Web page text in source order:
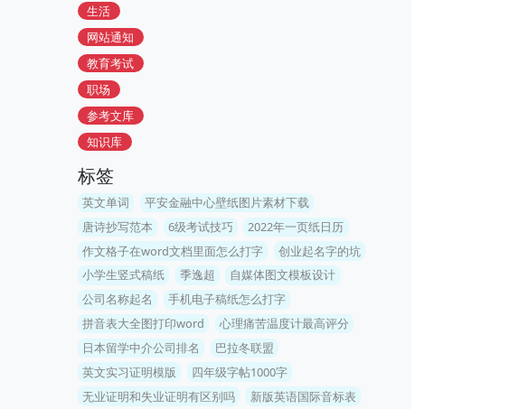
生活
网站通知
教育考试
职场
参考文库
知识库
标签
英文单词
平安金融中心壁纸图片素材下载
唐诗抄写范本
6级考试技巧
2022年一页纸日历
作文格子在word文档里面怎么打字
创业起名字的坑
小学生竖式稿纸
季逸超
自媒体图文模板设计
公司名称起名
手机电子稿纸怎么打字
拼音表大全图打印word
心理痛苦温度计最高评分
日本留学中介公司排名
巴拉冬联盟
英文实习证明模版
四年级字帖1000字
无业证明和失业证明有区别吗
新版英语国际音标表